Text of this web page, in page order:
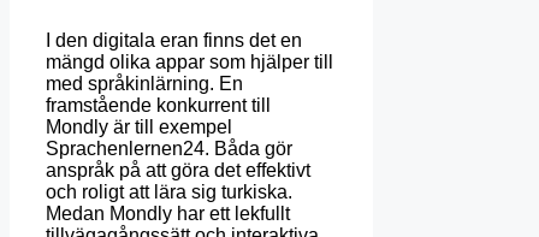
I den digitala eran finns det en
mängd olika appar som hjälper till
med språkinlärning. En
framstående konkurrent till
Mondly är till exempel
Sprachenlernen24. Båda gör
anspråk på att göra det effektivt
och roligt att lära sig turkiska.
Medan Mondly har ett lekfullt